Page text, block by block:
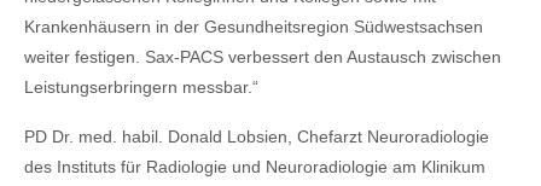
Krankenhäusern in der Gesundheitsregion Südwestsachsen
weiter festigen. Sax‑PACS verbessert den Austausch zwischen
Leistungserbringern messbar.“
PD Dr. med. habil. Donald Lobsien, Chefarzt Neuroradiologie
des Instituts für Radiologie und Neuroradiologie am Klinikum